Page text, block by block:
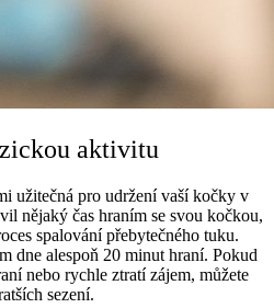
aktivitu
užitečná pro udržení vaší kočky v
nějaký čas hraním se svou kočkou,
spalování přebytečného tuku.
dne alespoň 20 minut hraní. Pokud
nebo rychle ztratí zájem, můžete
sezení.